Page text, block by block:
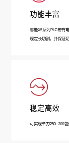
功能丰富
睿能X5系列PLC带有
现定长切割，并保证切
稳定高效
可实现单刀250~300